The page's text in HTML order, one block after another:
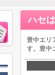
ハセ
豊中エリ
す。豊中